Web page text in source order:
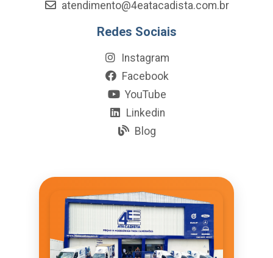
atendimento@4eatacadista.com.br
Redes Sociais
Instagram
Facebook
YouTube
Linkedin
Blog